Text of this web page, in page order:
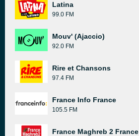
Latina
99.0 FM
Mouv' (Ajaccio)
92.0 FM
Rire et Chansons
97.4 FM
France Info France
105.5 FM
France Maghreb 2 France